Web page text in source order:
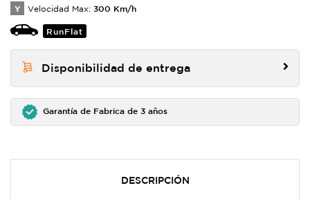
Y Velocidad Max: 300 Km/h
RunFlat
Disponibilidad de entrega
Garantía de Fabrica de 3 años
DESCRIPCIÓN